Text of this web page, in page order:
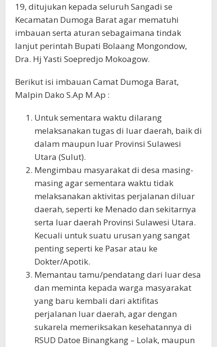
19, ditujukan kepada seluruh Sangadi se
Kecamatan Dumoga Barat agar mematuhi
imbauan serta aturan sebagaimana tindak
lanjut perintah Bupati Bolaang Mongondow,
Dra. Hj Yasti Soepredjo Mokoagow.
Berikut isi imbauan Camat Dumoga Barat,
Malpin Dako S.Ap M.Ap :
Untuk sementara waktu dilarang
melaksanakan tugas di luar daerah, baik di
dalam maupun luar Provinsi Sulawesi
Utara (Sulut).
Mengimbau masyarakat di desa masing-
masing agar sementara waktu tidak
melaksanakan aktivitas perjalanan diluar
daerah, seperti ke Menado dan sekitarnya
serta luar daerah Provinsi Sulawesi Utara.
Kecuali untuk suatu urusan yang sangat
penting seperti ke Pasar atau ke
Dokter/Apotik.
Memantau tamu/pendatang dari luar desa
dan meminta kepada warga masyarakat
yang baru kembali dari aktifitas
perjalanan luar daerah, agar dengan
sukarela memeriksakan kesehatannya di
RSUD Datoe Binangkang – Lolak, maupun